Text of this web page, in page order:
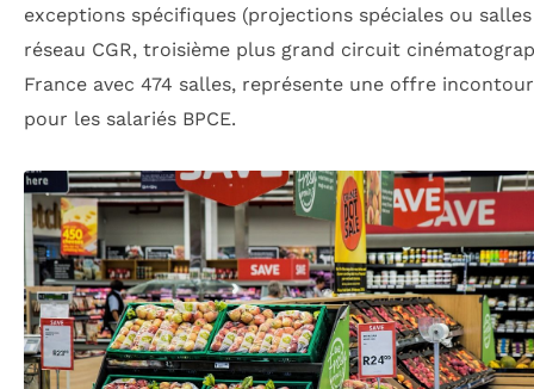
exceptions spécifiques (projections spéciales ou salles
réseau CGR, troisième plus grand circuit
France avec 474 salles, représente une offre
pour les salariés BPCE.